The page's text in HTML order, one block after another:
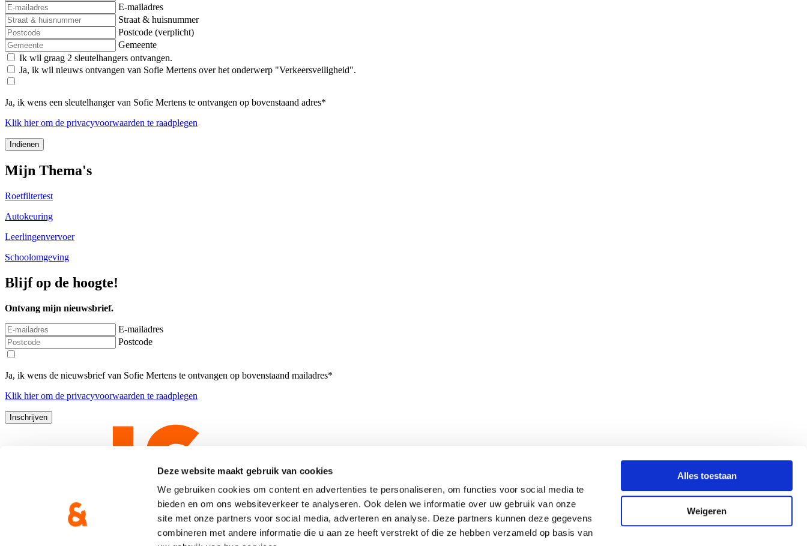
Deze website maakt gebruik van cookies
We gebruiken cookies om content en advertenties te personaliseren, om functies voor social media te
bieden en om ons websiteverkeer te analyseren. Ook delen we informatie over uw gebruik van onze
site met onze partners voor social media, adverteren en analyse. Deze partners kunnen deze gegevens
combineren met andere informatie die u aan ze heeft verstrekt of die ze hebben verzameld op basis van
Alles toestaan
Weigeren
E-mailadres
Straat & huisnummer
Postcode (verplicht)
Gemeente
Ik wil graag 2 sleutelhangers ontvangen.
Ja, ik wil nieuws ontvangen van Sofie Mertens over het onderwerp "Verkeersveiligheid".
Ja, ik wens een sleutelhanger van Sofie Mertens te ontvangen op bovenstaand adres*
Klik hierom de privacyvoorwaarden te raadplegen
Mijn Thema's
Roetfiltertest
Autokeuring
Leerlingenvervoer
Schoolomgeving
Blijf op de hoogte!
Ontvang mijn nieuwsbrief.
E-mailadres
Postcode
Ja, ik wens de nieuwsbrief van Sofie Mertens te ontvangen op bovenstaand mailadres*
Klik hierom de privacyvoorwaarden te raadplegen